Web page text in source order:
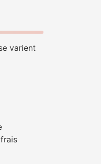
varient